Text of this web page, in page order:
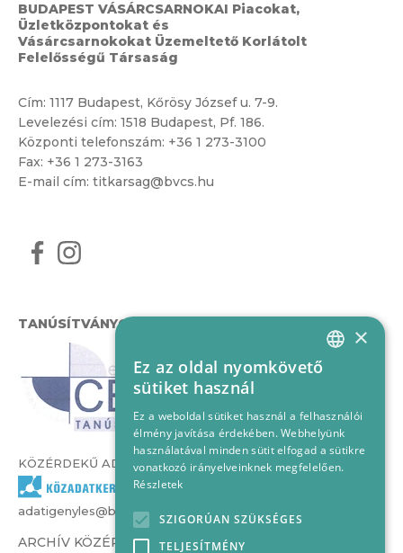
BUDAPEST VÁSÁRCSARNOKAI Piacokat,
Üzletközpontokat és
Vásárcsarnokokat Üzemeltető Korlátolt
Felelősségű Társaság
Cím: 1117 Budapest, Kőrösy József u. 7-9.
Levelezési cím: 1518 Budapest, Pf. 186.
Központi telefonszám: +36 1 273-3100
Fax: +36 1 273-3163
E-mail cím: titkarsag@bvcs.hu
TANÚSÍTVÁNYOK
KÖZÉRDEKŰ ADATOK
adatigenyles@bvcs.hu
ARCHÍV KÖZÉRDEKŰ ADATOK –
HUNGARIAN
×
Ez az oldal nyomkövető
sütiket használ
Ez a weboldal sütiket használ a felhasználói
élmény javítása érdekében. Webhelyünk
használatával minden sütit elfogad a sütikre
vonatkozó irányelveinknek megfelelően.
Részletek
SZIGORÚAN SZÜKSÉGES
TELJESÍTMÉNY